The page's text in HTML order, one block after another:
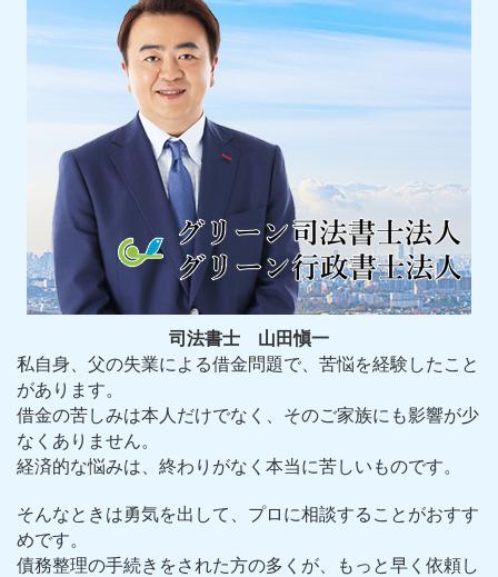
私自身、父の失業による借金問題で、苦悩を経験したこと
があります。
借金の苦しみは本人だけでなく、そのご家族にも影響が少
なくありません。
経済的な悩みは、終わりがなく本当に苦しいものです。
そんなときは勇気を出して、プロに相談することがおすす
めです。
債務整理の手続きをされた方の多くが、もっと早く依頼し
司法書士 山田愼一